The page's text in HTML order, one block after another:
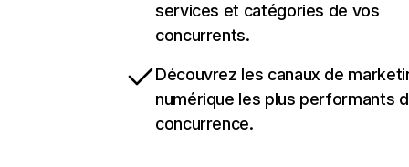
services et catégories de vos
concurrents.
Découvrez les canaux de
numérique les plus performants
concurrence.